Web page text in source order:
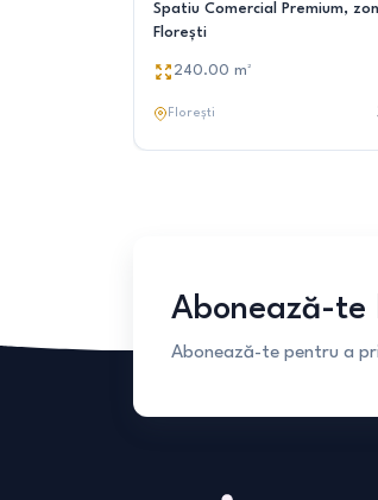
Spatiu Comercial Premium,
Florești
240.00 m²
Florești
Abonează-te
Abonează-te pentru a